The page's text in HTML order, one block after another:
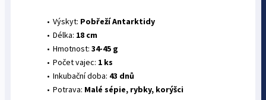
Výskyt: Pobřeží Antarktidy
Délka: 18 cm
Hmotnost: 34-45 g
Počet vajec: 1 ks
Inkubační doba: 43 dnů
Potrava: Malé sépie, rybky, korýšci